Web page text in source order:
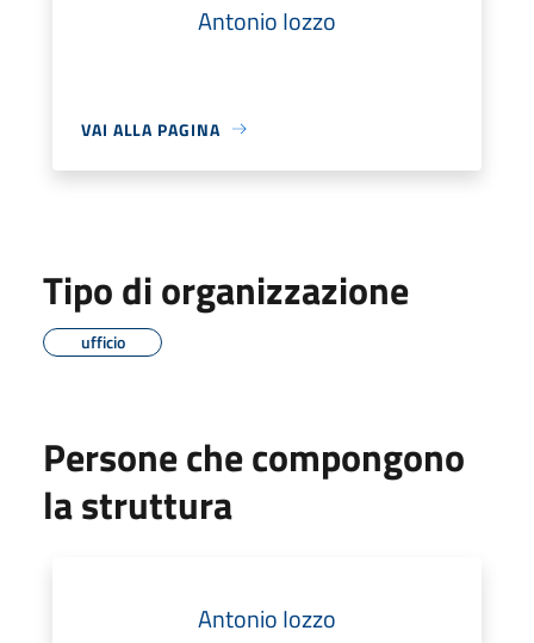
Antonio Iozzo
VAI ALLA PAGINA
Tipo di organizzazione
ufficio
Persone che compongono
la struttura
Antonio Iozzo